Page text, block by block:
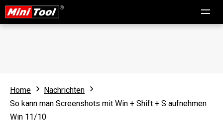
Home
Nachrichten
So kann man Screenshots mit Win + Shift + S aufnehmen
Win 11/10